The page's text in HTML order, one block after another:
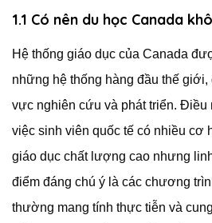
1.1 Có nên du học Canada
Hệ thống giáo dục của Canada
những hệ thống hàng đầu thế giới,
vực nghiên cứu và phát triển. Điều
việc sinh viên quốc tế có nhiều cơ
giáo dục chất lượng cao nhưng
điểm đáng chú ý là các chương
thường mang tính thực tiễn và